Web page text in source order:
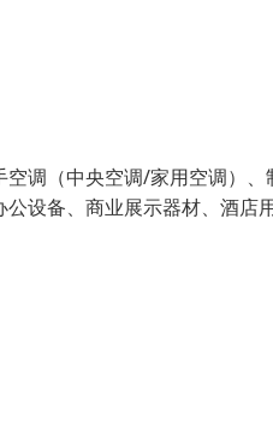
调（中央空调/家用空调）、
备、商业展示器材、酒店